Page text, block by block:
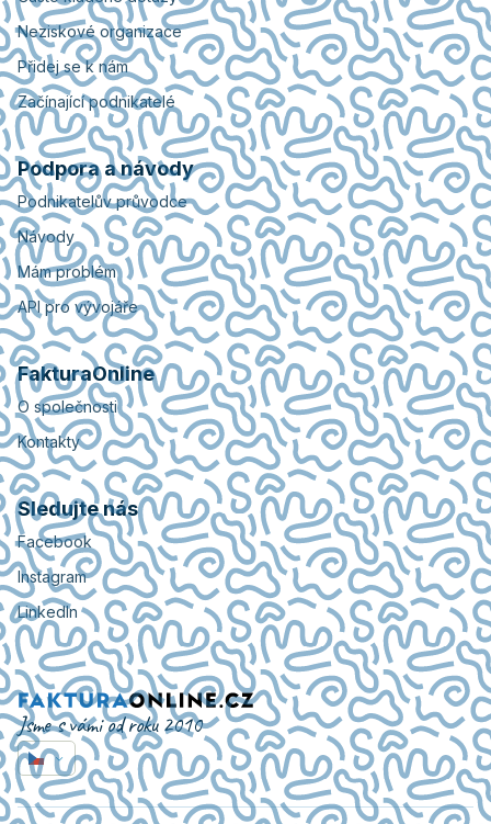
Neziskové organizace
Přidej se k nám
Začínající podnikatelé
Podpora a návody
Podnikatelův průvodce
Návody
Mám problém
API pro vývojáře
FakturaOnline
O společnosti
Kontakty
Sledujte nás
Facebook
Instagram
LinkedIn
Jsme s vámi od roku 2010